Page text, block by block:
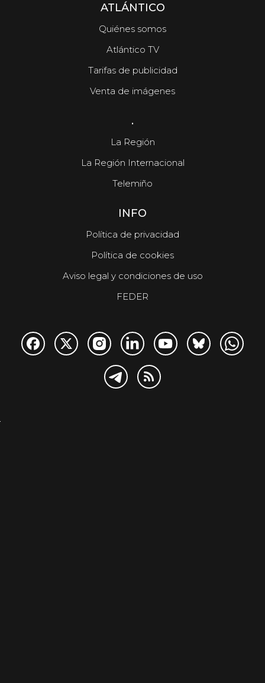
ATLÁNTICO
Quiénes somos
Atlántico TV
Tarifas de publicidad
Venta de imágenes
.
La Región
La Región Internacional
Telemiño
INFO
Política de privacidad
Política de cookies
Aviso legal y condiciones de uso
FEDER